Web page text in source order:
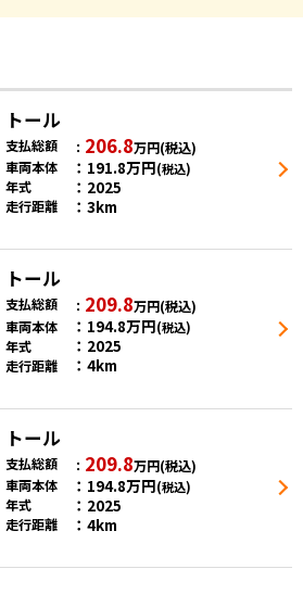
トール
支払総額 206.8万円(税込)
車両本体
191.8万円(税込)
年式 2025
走行距離 3km
トール
支払総額 209.8万円(税込)
車両本体
194.8万円(税込)
年式 2025
走行距離 4km
トール
支払総額 209.8万円(税込)
車両本体
194.8万円(税込)
年式 2025
走行距離 4km